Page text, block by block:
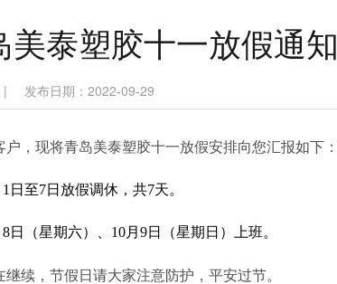
美泰塑胶十一放假通知
| 发布日期：2022-09-29
户，现将青岛美泰塑胶十一放假安排向您汇报如下：
日至7日放假调休，共7天。
8日（星期六）、10月9日（星期日）上班。
继续，节假日请大家注意防护，平安过节。